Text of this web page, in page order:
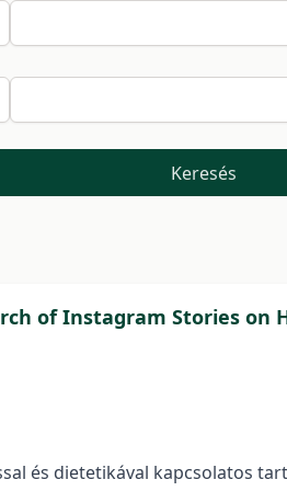
Keresés
of Instagram Stories on
és dietetikával kapcsolatos